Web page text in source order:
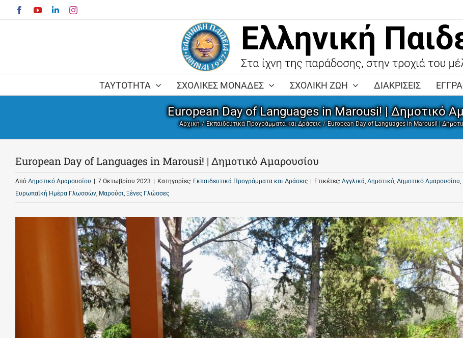
Skip
to
FacebookYouTubeLinkedInInstagram
ΤΑΥΤΟΤΗΤΑ ΣΧΟΛΙΚΕΣ ΜΟΝΑΔΕΣ ΣΧΟΛΙΚΗ ΖΩΗ ΔΙΑΚΡΙΣΕΙΣ
European Day of Languages in Marousi! | Δημοτικό
Αρχική Εκπαιδευτικά Προγράμματα και Δράσεις European Day of Languages in Marousi! |
European Day of Languages in Marousi! | Δημοτικό Αμαρουσίου
Από Δημοτικό Αμαρουσίου 7 Οκτωβρίου 2023 Κατηγορίες: Εκπαιδευτικά Προγράμματα και Δράσεις Ετικέτες: Αγγλικά, Δημοτικό, Δημοτικό Αμαρουσίου,
Ευρωπαϊκή Ημέρα Γλωσσών, Μαρούσι, Ξένες Γλώσσες